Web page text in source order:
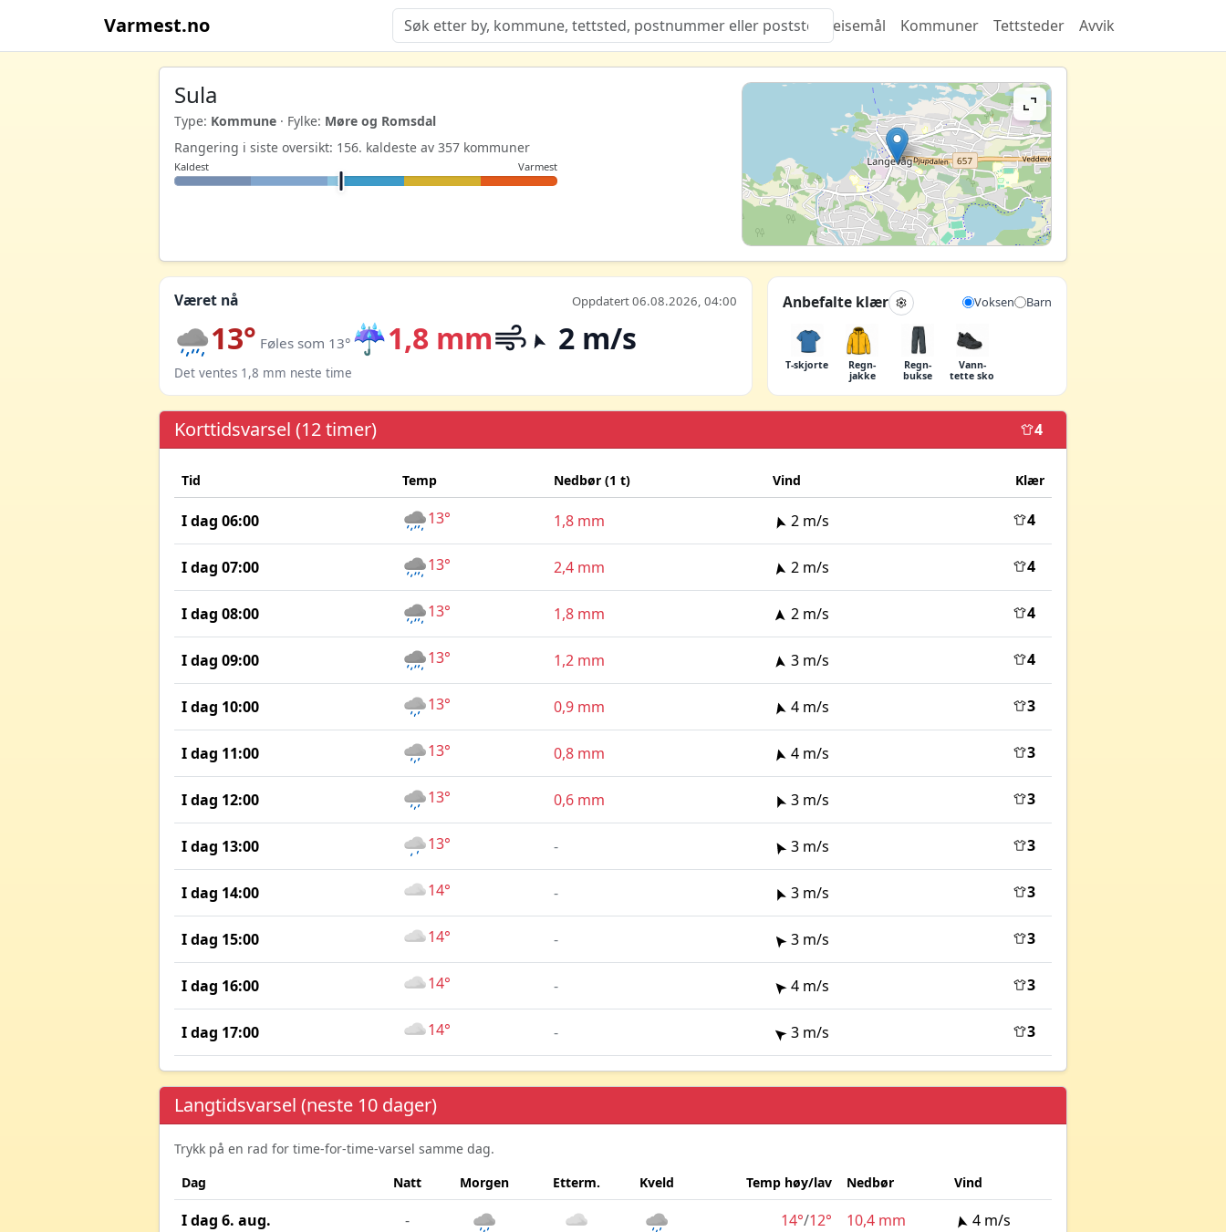
Varmest.no Quiz Reisemål Kommuner Tettsteder Avvik
Sula
Type: Kommune · Fylke: Møre og Romsdal
Rangering i siste oversikt: 156. kaldeste av 357 kommuner
Kaldest Varmest
Været nå Oppdatert 06.08.2026, 04:00
13° Føles som 13° ☔1,8 mm 2 m/s
Det ventes 1,8 mm neste time
Anbefalte klær Voksen Barn
T-skjorte
Regn­
jakke
Regn­
bukse
Vann­
tette sko
Korttidsvarsel (12 timer) 4
Tid Temp Nedbør (1 t) Vind Klær
I dag 06:00 13° 1,8 mm 2 m/s 4
I dag 07:00 13° 2,4 mm 2 m/s 4
I dag 08:00 13° 1,8 mm 2 m/s 4
I dag 09:00 13° 1,2 mm 3 m/s 4
I dag 10:00 13° 0,9 mm 4 m/s 3
I dag 11:00 13° 0,8 mm 4 m/s 3
I dag 12:00 13° 0,6 mm 3 m/s 3
I dag 13:00 13° - 3 m/s 3
I dag 14:00 14° - 3 m/s 3
I dag 15:00 14° - 3 m/s 3
I dag 16:00 14° - 4 m/s 3
I dag 17:00 14° - 3 m/s 3
Langtidsvarsel (neste 10 dager)
Trykk på en rad for time-for-time-varsel samme dag.
Dag
Natt Morgen Etterm. Kveld Temp høy/lav Nedbør Vind
I dag 6. aug. - 14°/12° 10,4 mm 4 m/s